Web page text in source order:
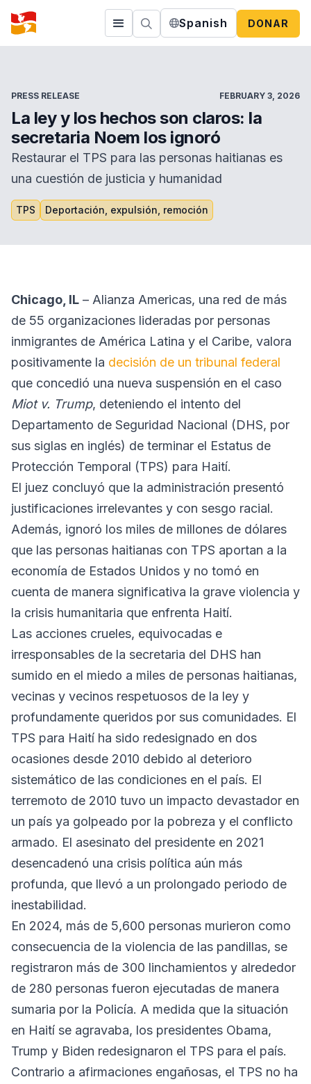
Spanish DONAR
PRESS RELEASE FEBRUARY 3, 2026
La ley y los hechos son claros: la
secretaria Noem los ignoró
Restaurar el TPS para las personas haitianas es
una cuestión de justicia y humanidad
TPS Deportación, expulsión, remoción
Chicago, IL – Alianza Americas, una red de más
de 55 organizaciones lideradas por personas
inmigrantes de América Latina y el Caribe, valora
positivamente la decisión de un tribunal federal
que concedió una nueva suspensión en el caso
Miot v. Trump, deteniendo el intento del
Departamento de Seguridad Nacional (DHS, por
sus siglas en inglés) de terminar el Estatus de
Protección Temporal (TPS) para Haití.
El juez concluyó que la administración presentó
justificaciones irrelevantes y con sesgo racial.
Además, ignoró los miles de millones de dólares
que las personas haitianas con TPS aportan a la
economía de Estados Unidos y no tomó en
cuenta de manera significativa la grave violencia y
la crisis humanitaria que enfrenta Haití.
Las acciones crueles, equivocadas e
irresponsables de la secretaria del DHS han
sumido en el miedo a miles de personas haitianas,
vecinas y vecinos respetuosos de la ley y
profundamente queridos por sus comunidades. El
TPS para Haití ha sido redesignado en dos
ocasiones desde 2010 debido al deterioro
sistemático de las condiciones en el país. El
terremoto de 2010 tuvo un impacto devastador en
un país ya golpeado por la pobreza y el conflicto
armado. El asesinato del presidente en 2021
desencadenó una crisis política aún más
profunda, que llevó a un prolongado periodo de
inestabilidad.
En 2024, más de 5,600 personas murieron como
consecuencia de la violencia de las pandillas, se
registraron más de 300 linchamientos y alrededor
de 280 personas fueron ejecutadas de manera
sumaria por la Policía. A medida que la situación
en Haití se agravaba, los presidentes Obama,
Trump y Biden redesignaron el TPS para el país.
Contrario a afirmaciones engañosas, el TPS no ha